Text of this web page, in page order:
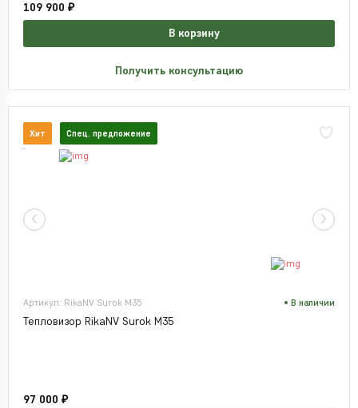
109 900 ₽
В корзину
Получить консультацию
Хит Спец. предложение
Артикул: RikaNV Surok M35 В наличии
Тепловизор RikaNV Surok M35
97 000 ₽